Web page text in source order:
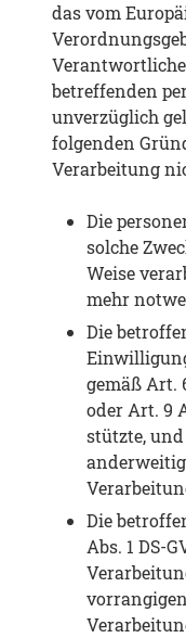
das vom
betreffenden
unverzüglich
folgenden
Verarbeitung
Die
solche
Weise
mehr
Die
gemäß Art.
oder Art. 9
stützte,
Die
Abs. 1 DS-